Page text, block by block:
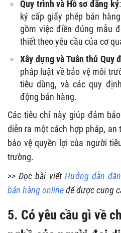
Quy trình và Hồ sơ đăng ký
ký cấp giấy phép bán
gồm việc điền đúng mẫu
thiết theo yêu cầu của cơ
Xây dựng và Tuân thủ Quy
pháp luật về bảo vệ môi
tiêu dùng, và các quy
động bán hàng.
Các tiêu chí này giúp đảm
diễn ra một cách hợp pháp,
bảo vệ quyền lợi của người
trường.
>> Đọc bài viết Hướng dẫn
bán hàng onlineđể được cung
5. Có yêu cầu gì về